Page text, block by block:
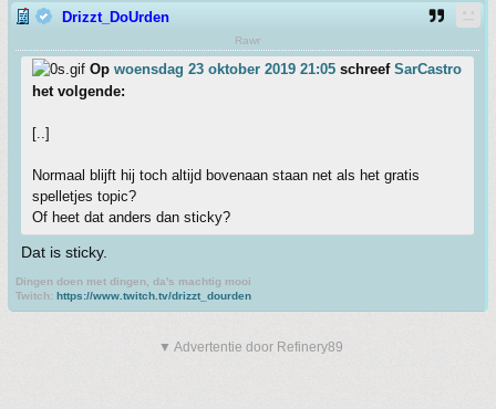
Drizzt_DoUrden
Rawr
Op woensdag 23 oktober 2019 21:05 schreef SarCastro
het volgende:
[..]
Normaal blijft hij toch altijd bovenaan staan net als het gratis
spelletjes topic?
Of heet dat anders dan sticky?
Dat is sticky.
Dingen doen met dingen, da's machtig mooi
Twitch: https://www.twitch.tv/drizzt_dourden
▼ Advertentie door Refinery89